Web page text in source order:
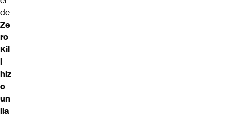
de
Ze
ro
Kil
l
hiz
o
un
lla